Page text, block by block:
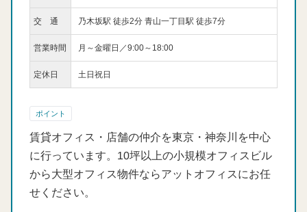
交 通 乃木坂駅 徒歩2分 青山一丁目駅 徒歩7分
営業時間 月～金曜日／9:00～18:00
定休日 土日祝日
ポイント
賃貸オフィス・店舗の仲介を東京・神奈川を中心
に行っています。10坪以上の小規模オフィスビル
から大型オフィス物件ならアットオフィスにお任
せください。